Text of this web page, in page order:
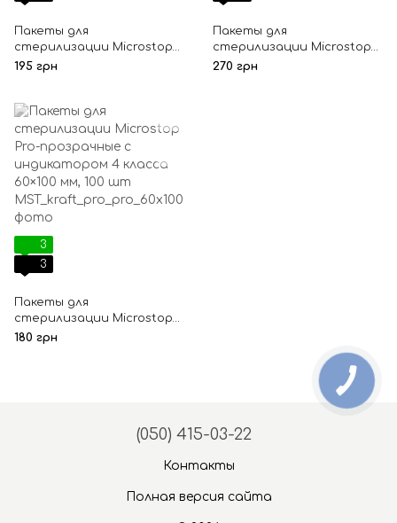
Пакеты для
стерилизации Microstop
Pro с индикатором 4
195 грн
Пакеты для
стерилизации Microstop
Pro-прозрачные с
270 грн
3
3
Пакеты для
стерилизации Microstop
Pro-прозрачные с
180 грн
(050) 415-03-22
Контакты
Полная версия сайта